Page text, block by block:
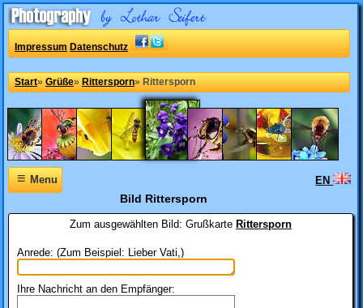
Impressum Datenschutz
Start» Grüße» Rittersporn» Rittersporn
≡Menu EN
Bild Rittersporn
Zum ausgewählten Bild:GrußkarteRittersporn
Anrede: (Zum Beispiel: Lieber Vati,)
Ihre Nachricht an den Empfänger: